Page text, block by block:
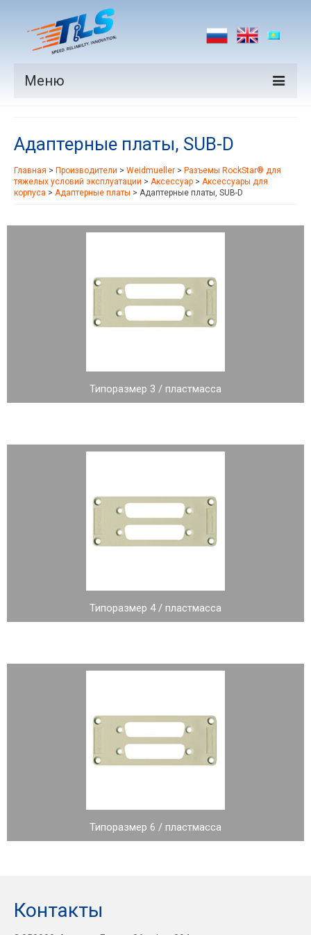
Меню
Производители
Рынки
Адаптерные платы, SUB-D
Главная > Производители > Weidmueller > Разъемы RockStar® для
тяжелых условий эксплуатации > Аксессуар > Аксессуары для
корпуса > Адаптерные платы > Адаптерные платы, SUB-D
Типоразмер 3 / пластмасса
Типоразмер 4 / пластмасса
Типоразмер 6 / пластмасса
Контакты